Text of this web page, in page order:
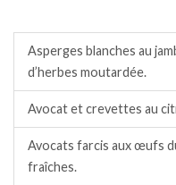
Asperges blanches au
d’herbes moutardée.
Avocat et crevettes au
Avocats farcis aux œufs
fraîches.